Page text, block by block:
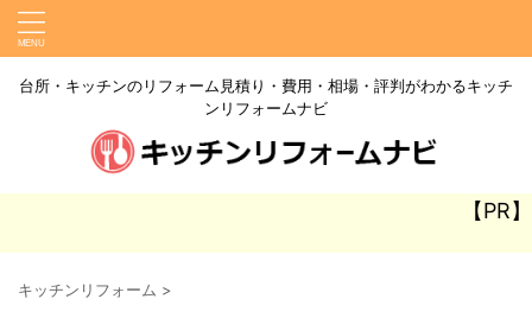
台所・キッチンのリフォーム見積り・費用・相場・評判がわかるキッチ
ンリフォームナビ
【PR】
キッチンリフォーム >